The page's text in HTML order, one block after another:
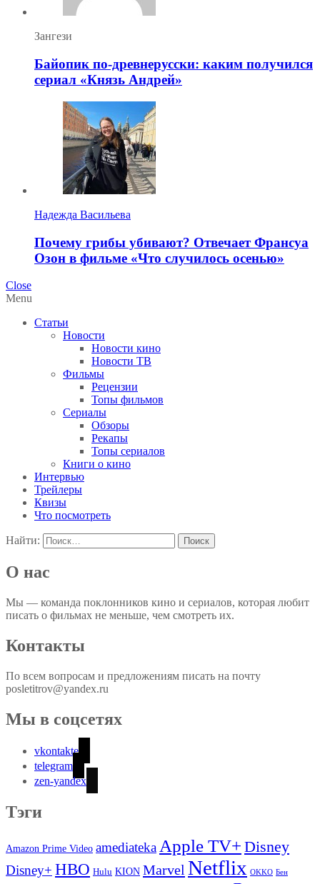
Зангези
Байопик по-древнерусски: каким получился
сериал «Князь Андрей»
Надежда Васильева
Почему грибы убивают? Отвечает Франсуа
Озон в фильме «Что случилось осенью»
Close
Menu
Статьи
Новости
Новости кино
Новости ТВ
Фильмы
Рецензии
Топы фильмов
Сериалы
Обзоры
Рекапы
Топы сериалов
Книги о кино
Интервью
Трейлеры
Квизы
Что посмотреть
Найти:
О нас
Мы — команда поклонников кино и сериалов, которая любит
писать о фильмах не меньше, чем смотреть их.
Контакты
По всем вопросам и предложениям писать на почту
posletitrov@yandex.ru
Мы в соцсетях
vkontakte
telegram
zen-yandex
Тэги
Amazon Prime Video amediateka Apple TV+ Disney
Disney+ HBO Hulu KION Marvel Netflix OKKO Бен